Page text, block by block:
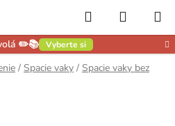
✏️📚 Vyberte si
Hľadať
KOŠÍK
/ Spacie vaky / Spacie vaky bez